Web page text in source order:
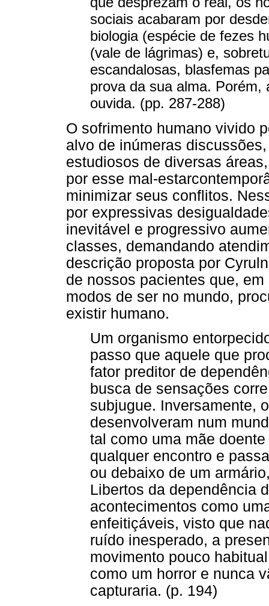
sociais acabaram por
biologia (espécie de fezes
(vale de lágrimas) e,
escandalosas, blasfemas
prova da sua alma. Porém,
ouvida. (pp. 287-288)
O sofrimento humano vivido
alvo de inúmeras
estudiosos de diversas
por esse mal-
minimizar seus conflitos.
por expressivas
inevitável e progressivo
classes, demandando
descrição proposta por
de nossos pacientes que,
modos de ser no mundo,
existir humano.
Um organismo
passo que aquele que
fator preditor de
busca de sensações
subjugue. Inversamente,
desenvolveram num
tal como uma mãe
qualquer encontro e
ou debaixo de um
Libertos da dependência
acontecimentos como
enfeitiçáveis, visto que
ruído inesperado, a
movimento pouco
como um horror e nunca
capturaria. (p. 194)